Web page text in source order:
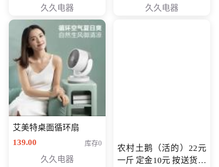
久久电器 久久电器
艾美特桌面循环扇
139.00
库存0
久久电器
农村土鹅（活的）22元
一斤 定金10元 按送货交